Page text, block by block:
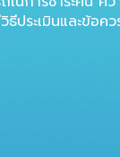
ธีประเมินและข้อค